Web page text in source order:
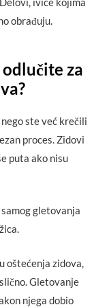
obrađuju.
za
ste već krečili
proces. Zidovi
puta ako nisu
gletovanja
oštećenja zidova,
Gletovanje
njega dobio